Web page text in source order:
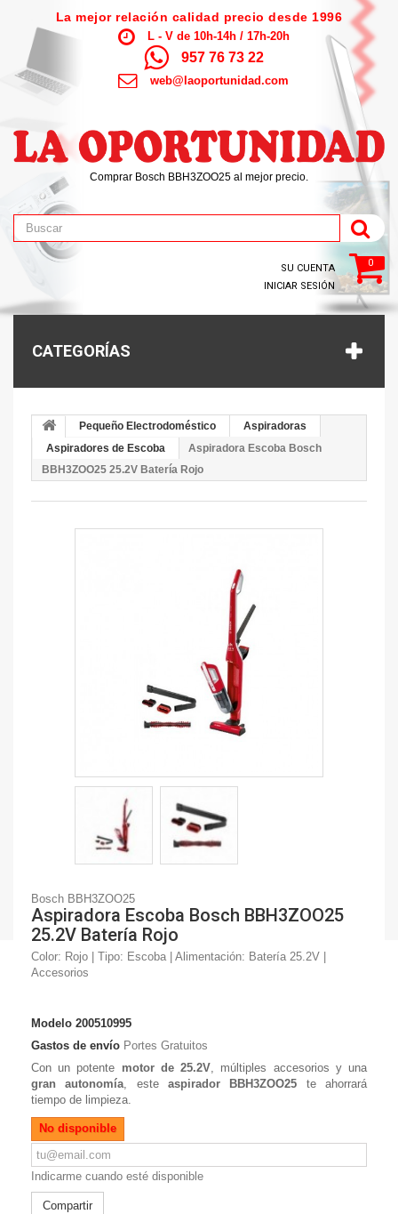
La mejor relación calidad precio desde 1996
L - V de 10h-14h / 17h-20h
957 76 73 22
web@laoportunidad.com
Comprar Bosch BBH3ZOO25 al mejor precio.
0
SU CUENTA
INICIAR SESIÓN
CATEGORÍAS
Pequeño Electrodoméstico
Aspiradoras
Aspiradores de Escoba
Aspiradora Escoba Bosch
BBH3ZOO25 25.2V Batería Rojo
Bosch BBH3ZOO25
Aspiradora Escoba Bosch BBH3ZOO25
25.2V Batería Rojo
Color: Rojo | Tipo: Escoba | Alimentación: Batería 25.2V |
Accesorios
Modelo 200510995
Gastos de envío Portes Gratuitos
Con un potente motor de 25.2V, múltiples accesorios y una
gran autonomía, esteaspirador BBH3ZOO25 te ahorrará
tiempo de limpieza.
No disponible
Indicarme cuando esté disponible
Compartir